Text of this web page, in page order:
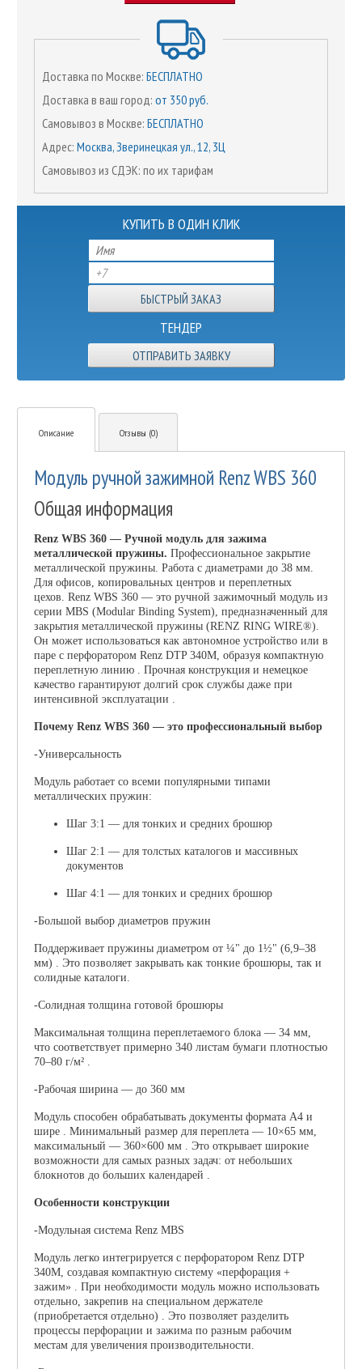
Доставка по Москве: БЕСПЛАТНО
Доставка в ваш город: от 350 руб.
Самовывоз в Москве: БЕСПЛАТНО
Адрес: Москва, Зверинецкая ул., 12, 3Ц
Самовывоз из СДЭК: по их тарифам
КУПИТЬ В ОДИН КЛИК
ТЕНДЕР
ОТПРАВИТЬ ЗАЯВКУ
Описание Отзывы (0)
Модуль ручной зажимной Renz WBS 360
Общая информация
Renz WBS 360 — Ручной модуль для зажима
металлической пружины. Профессиональное закрытие
металлической пружины. Работа с диаметрами до 38 мм.
Для офисов, копировальных центров и переплетных
цехов. Renz WBS 360 — это ручной зажимочный модуль из
серии MBS (Modular Binding System), предназначенный для
закрытия металлической пружины (RENZ RING WIRE®).
Он может использоваться как автономное устройство или в
паре с перфоратором Renz DTP 340M, образуя компактную
переплетную линию . Прочная конструкция и немецкое
качество гарантируют долгий срок службы даже при
интенсивной эксплуатации .
Почему Renz WBS 360 — это профессиональный выбор
-Универсальность
Модуль работает со всеми популярными типами
металлических пружин:
Шаг 3:1 — для тонких и средних брошюр
Шаг 2:1 — для толстых каталогов и массивных
документов
Шаг 4:1 — для тонких и средних брошюр
-Большой выбор диаметров пружин
Поддерживает пружины диаметром от ¼" до 1½" (6,9–38
мм)
. Это позволяет закрывать как тонкие брошюры, так и
солидные каталоги.
-Солидная толщина готовой брошюры
Максимальная толщина переплетаемого блока — 34 мм,
что соответствует примерно 340 листамбумаги плотностью
70–80 г/м²
-Рабочая ширина — до 360 мм
Модуль способен обрабатывать документы формата А4 и
шире. Минимальный размер для переплета — 10×65 мм,
максимальный — 360×600 мм . Это открывает широкие
возможности для самых разных задач: от небольших
блокнотов до больших календарей .
Особенности конструкции
-Модульная система Renz MBS
Модуль легко интегрируется с перфоратором Renz DTP
340M, создавая компактную систему «перфорация +
зажим» . При необходимости модуль можно использовать
отдельно, закрепив на специальном держателе
(приобретается отдельно) . Это позволяет разделить
процессы перфорации и зажима по разным рабочим
местам для увеличения производительности.